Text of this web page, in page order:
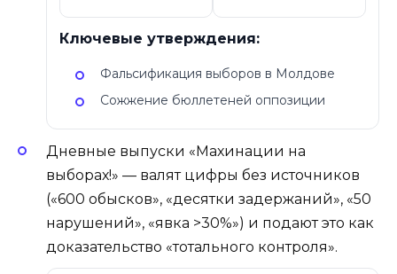
Ключевые утверждения:
Фальсификация выборов в Молдове
Сожжение бюллетеней оппозиции
Дневные выпуски «Махинации на
выборах!» — валят цифры без источников
(«600 обысков», «десятки задержаний», «50
нарушений», «явка >30%») и подают это как
доказательство «тотального контроля».